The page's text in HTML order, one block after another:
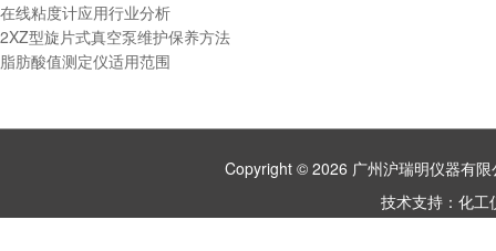
在线粘度计应用行业分析
2XZ型旋片式真空泵维护保养方法
脂肪酸值测定仪适用范围
Copyright © 2026 广州沪瑞明仪器有
技术支持： 化工